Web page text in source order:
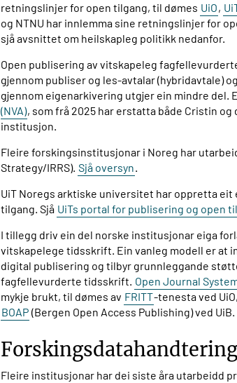
retningslinjer for open tilgang, til dømes UiO,
og NTNU har innlemma sine retningslinjer for
sjå avsnittet om heilskapleg politikk nedanfor.
Open publisering av vitskapeleg
gjennom publiser og les-avtalar (hybridavtale)
gjennom eigenarkivering utgjer ein mindre del.
(NVA), som frå 2025 har erstatta både Cristin
institusjon.
Fleire forskingsinstitusjonar i Noreg har
Strategy/IRRS). Sjå oversyn.
UiT Noregs arktiske universitet har oppretta
tilgang. Sjå UiTs portal for publisering og open
I tillegg driv ein del norske institusjonar eiga
vitskapelege tidsskrift. Ein vanleg modell er
digital publisering og tilbyr grunnleggande
fagfellevurderte tidsskrift. Open Journal
mykje brukt, til dømes av FRITT-tenesta ved UiO,
BOAP (Bergen Open Access Publishing) ved UiB.
Fleire institusjonar har dei siste åra utarbeidd